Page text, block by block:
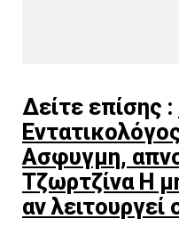
Δείτε επίσης :
Ασφυγμη,
Τζωρτζίνα Η
αν